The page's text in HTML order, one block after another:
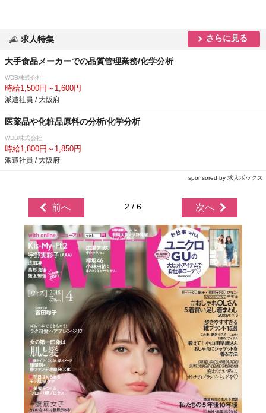
求人特集 さらに見る
大手食品メーカーでの品質管理業務/化学分析
WDB株式会社
時給1,500円～1,600円
派遣社員 / 大阪府
医薬品や化粧品原料の分析/化学分析
WDB株式会社
時給1,800円～1,850円
派遣社員 / 大阪府
sponsored by 求人ボックス
前へ 2 / 6 次へ